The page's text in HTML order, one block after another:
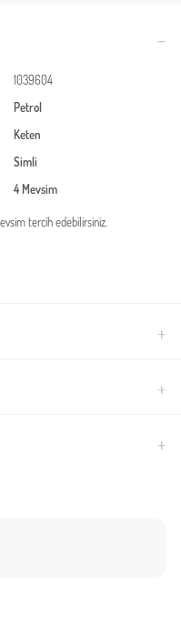
1039604
Petrol
Keten
Simli
4 Mevsim
tercih edebilirsiniz.